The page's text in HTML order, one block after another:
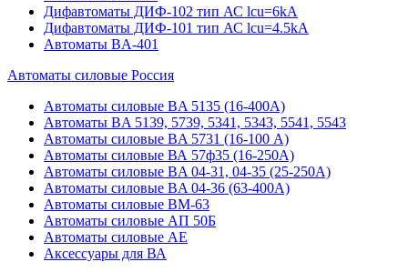
Дифавтоматы ДИФ-102 тип АС lcu=6kA
Дифавтоматы ДИФ-101 тип АС lcu=4.5kA
Автоматы BA-401
Автоматы силовые Россия
Автоматы силовые BA 5135 (16-400А)
Автоматы BA 5139, 5739, 5341, 5343, 5541, 5543
Автоматы силовые BA 5731 (16-100 А)
Автоматы силовые ВА 57ф35 (16-250А)
Автоматы силовые BA 04-31, 04-35 (25-250А)
Автоматы силовые BA 04-36 (63-400А)
Автоматы силовые ВМ-63
Автоматы силовые АП 50Б
Автоматы силовые АЕ
Аксессуары для ВА